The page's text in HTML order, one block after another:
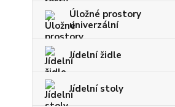
Úložné prostory
univerzální
Jídelní židle
Jídelní stoly